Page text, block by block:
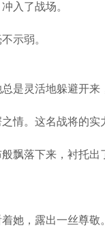
入了战场。
示弱。
是灵活地躲避开来
情。这名战将的实
飘落下来，衬托出
她，露出一丝尊敬。